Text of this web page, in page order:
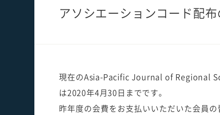
アソシエーションコード配
現在のAsia-Pacific Journal of Regional
は2020年4月30日までです。
昨年度の会費をお支払いいただいた会員